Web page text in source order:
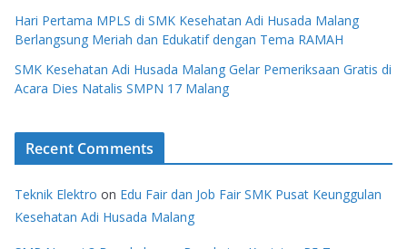
Hari Pertama MPLS di SMK Kesehatan Adi Husada Malang
Berlangsung Meriah dan Edukatif dengan Tema RAMAH
SMK Kesehatan Adi Husada Malang Gelar Pemeriksaan Gratis di
Acara Dies Natalis SMPN 17 Malang
Recent Comments
Teknik Elektro on Edu Fair dan Job Fair SMK Pusat Keunggulan
Kesehatan Adi Husada Malang